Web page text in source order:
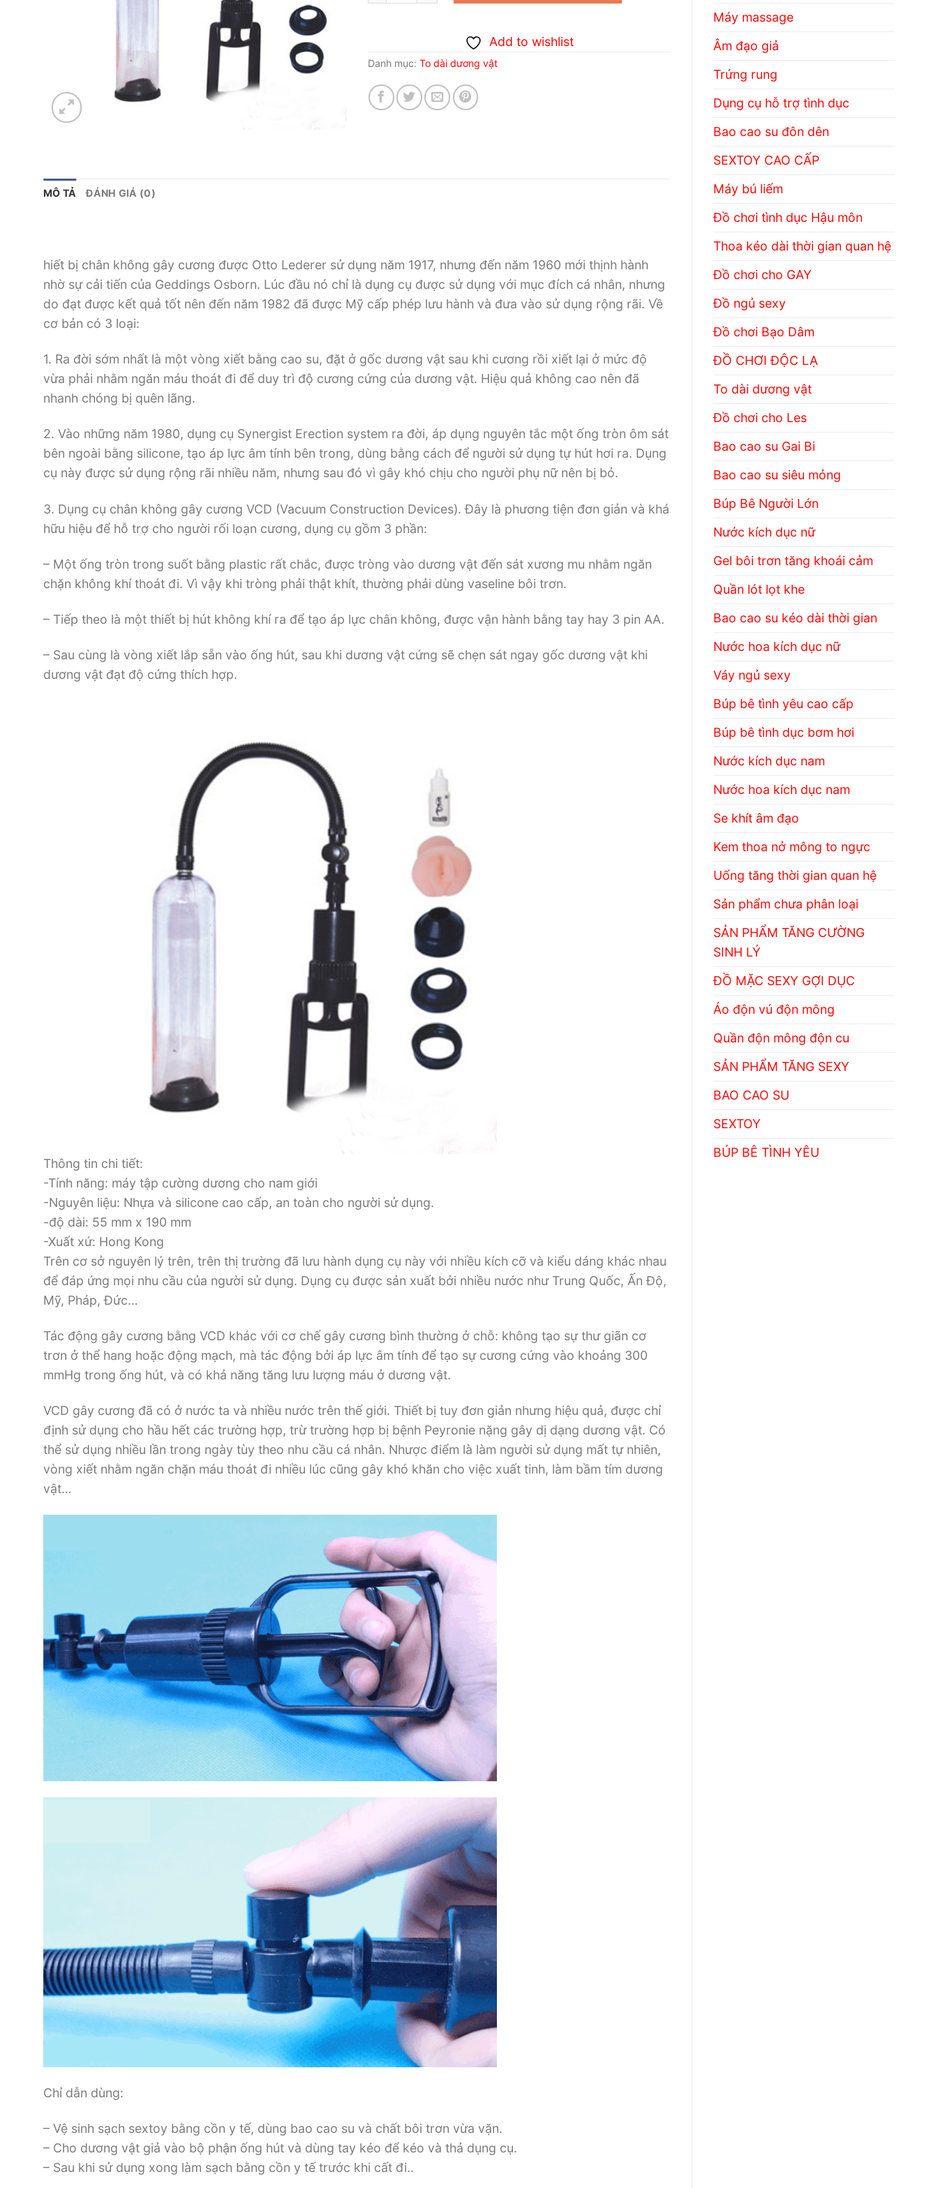
Máy massage
Âm đạo giả
Trứng rung
Dụng cụ hỗ trợ tình dục
Bao cao su đôn dên
SEXTOY CAO CẤP
Máy bú liếm
Đồ chơi tình dục Hậu môn
Thoa kéo dài thời gian quan hệ
Đồ chơi cho GAY
Đồ ngủ sexy
Đồ chơi Bạo Dâm
ĐỒ CHƠI ĐỘC LẠ
To dài dương vật
Đồ chơi cho Les
Bao cao su Gai Bi
Bao cao su siêu mỏng
Búp Bê Người Lớn
Nước kích dục nữ
Gel bôi trơn tăng khoái cảm
Quần lót lọt khe
Bao cao su kéo dài thời gian
Nước hoa kích dục nữ
Váy ngủ sexy
Búp bê tình yêu cao cấp
Búp bê tình dục bơm hơi
Nước kích dục nam
Nước hoa kích dục nam
Se khít âm đạo
Kem thoa nở mông to ngực
Uống tăng thời gian quan hệ
Sản phẩm chưa phân loại
SẢN PHẨM TĂNG CƯỜNG
SINH LÝ
ĐỒ MẶC SEXY GỢI DỤC
Áo độn vú độn mông
Quần độn mông độn cu
SẢN PHẨM TĂNG SEXY
BAO CAO SU
SEXTOY
BÚP BÊ TÌNH YÊU
Add to wishlist
Danh mục: To dài dương vật
MÔ TẢ ĐÁNH GIÁ (0)
hiết bị chân không gây cương được Otto Lederer sử dụng năm 1917, nhưng đến năm 1960 mới thịnh hành
nhờ sự cải tiến của Geddings Osborn. Lúc đầu nó chỉ là dụng cụ được sử dụng với mục đích cá nhân, nhưng
do đạt được kết quả tốt nên đến năm 1982 đã được Mỹ cấp phép lưu hành và đưa vào sử dụng rộng rãi. Về
cơ bản có 3 loại:
1. Ra đời sớm nhất là một vòng xiết bằng cao su, đặt ở gốc dương vật sau khi cương rồi xiết lại ở mức độ
vừa phải nhằm ngăn máu thoát đi để duy trì độ cương cứng của dương vật. Hiệu quả không cao nên đã
nhanh chóng bị quên lãng.
2. Vào những năm 1980, dụng cụ Synergist Erection system ra đời, áp dụng nguyên tắc một ống tròn ôm sát
bên ngoài bằng silicone, tạo áp lực âm tính bên trong, dùng bằng cách để người sử dụng tự hút hơi ra. Dụng
cụ này được sử dụng rộng rãi nhiều năm, nhưng sau đó vì gây khó chịu cho người phụ nữ nên bị bỏ.
3. Dụng cụ chân không gây cương VCD (Vacuum Construction Devices). Đây là phương tiện đơn giản và khá
hữu hiệu để hỗ trợ cho người rối loạn cương, dụng cụ gồm 3 phần:
– Một ống tròn trong suốt bằng plastic rất chắc, được tròng vào dương vật đến sát xương mu nhằm ngăn
chặn không khí thoát đi. Vì vậy khi tròng phải thật khít, thường phải dùng vaseline bôi trơn.
– Tiếp theo là một thiết bị hút không khí ra để tạo áp lực chân không, được vận hành bằng tay hay 3 pin AA.
– Sau cùng là vòng xiết lắp sẵn vào ống hút, sau khi dương vật cứng sẽ chẹn sát ngay gốc dương vật khi
dương vật đạt độ cứng thích hợp.
Thông tin chi tiết:
-Tính năng: máy tập cường dương cho nam giới
-Nguyên liệu: Nhựa và silicone cao cấp, an toàn cho người sử dụng.
-độ dài: 55 mm x 190 mm
-Xuất xứ: Hong Kong
Trên cơ sở nguyên lý trên, trên thị trường đã lưu hành dụng cụ này với nhiều kích cỡ và kiểu dáng khác nhau
để đáp ứng mọi nhu cầu của người sử dụng. Dụng cụ được sản xuất bởi nhiều nước như Trung Quốc, Ấn Độ,
Mỹ, Pháp, Đức…
Tác động gây cương bằng VCD khác với cơ chế gây cương bình thường ở chỗ: không tạo sự thư giãn cơ
trơn ở thể hang hoặc động mạch, mà tác động bởi áp lực âm tính để tạo sự cương cứng vào khoảng 300
mmHg trong ống hút, và có khả năng tăng lưu lượng máu ở dương vật.
VCD gây cương đã có ở nước ta và nhiều nước trên thế giới. Thiết bị tuy đơn giản nhưng hiệu quả, được chỉ
định sử dụng cho hầu hết các trường hợp, trừ trường hợp bị bệnh Peyronie nặng gây dị dạng dương vật. Có
thể sử dụng nhiều lần trong ngày tùy theo nhu cầu cá nhân. Nhược điểm là làm người sử dụng mất tự nhiên,
vòng xiết nhằm ngăn chặn máu thoát đi nhiều lúc cũng gây khó khăn cho việc xuất tinh, làm bầm tím dương
vật…
Chỉ dẫn dùng:
– Vệ sinh sạch sextoy bằng cồn y tế, dùng bao cao su và chất bôi trơn vừa vặn.
– Cho dương vật giả vào bộ phận ống hút và dùng tay kéo để kéo và thả dụng cụ.
– Sau khi sử dụng xong làm sạch bằng cồn y tế trước khi cất đi..